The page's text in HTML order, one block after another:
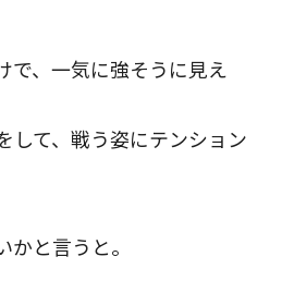
で、一気に強そうに見え
して、戦う姿にテンション
と言うと。